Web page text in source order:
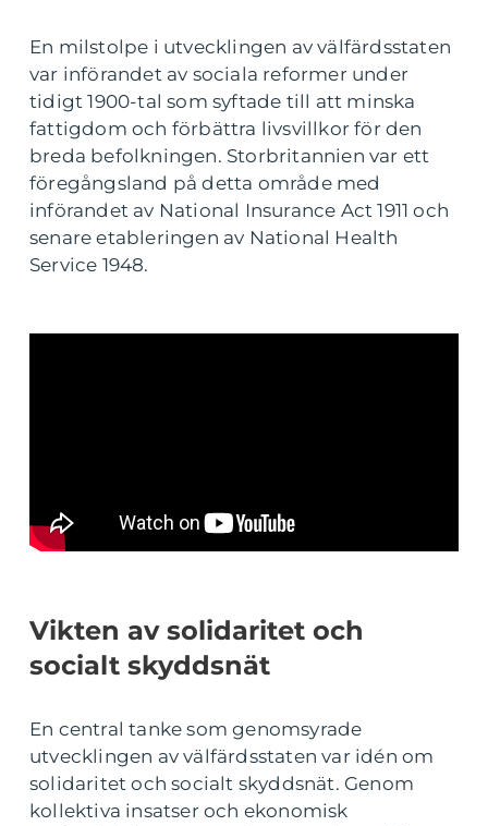
En milstolpe i utvecklingen av välfärdsstaten
var införandet av sociala reformer under
tidigt 1900-tal som syftade till att minska
fattigdom och förbättra livsvillkor för den
breda befolkningen. Storbritannien var ett
föregångsland på detta område med
införandet av National Insurance Act 1911 och
senare etableringen av National Health
Service 1948.
Vikten av solidaritet och
socialt skyddsnät
En central tanke som genomsyrade
utvecklingen av välfärdsstaten var idén om
solidaritet och socialt skyddsnät. Genom
kollektiva insatser och ekonomisk